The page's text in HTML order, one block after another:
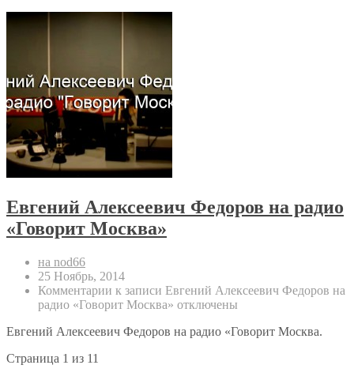
Евгений Алексеевич Федоров на радио
«Говорит Москва»
на nod66
25 Ноябрь, 2014
Комментарии к записи Евгений Алексеевич Федоров на
радио «Говорит Москва» отключены
Евгений Алексеевич Федоров на радио «Говорит Москва.
Страница 1 из 11